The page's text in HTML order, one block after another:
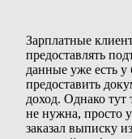
Зарплатные
предоставлять
данные уже есть
предоставить
доход. Однако
не нужна, просто
заказал выписку